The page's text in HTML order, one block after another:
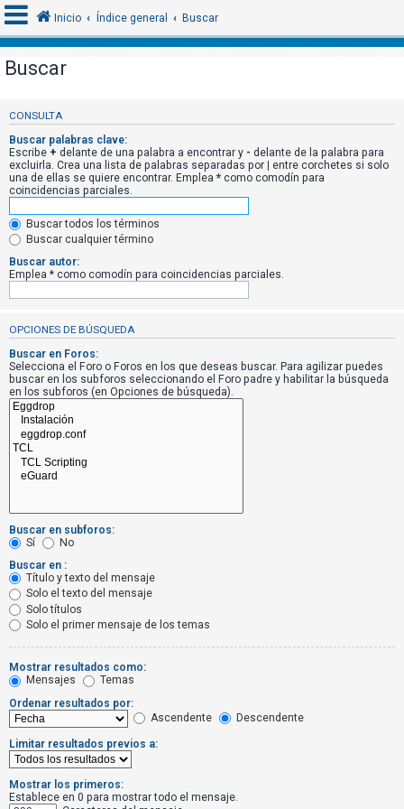
d
e
n
t
i
f
i
c
s
e
R
e
g
t
r
a
r
s
e
T
e
m
a
s
s
Inicio Índice general Buscar
Buscar
CONSULTA
Buscar palabras clave:
Escribe + delante de una palabra a encontrar y - delante de la palabra para
excluirla. Crea una lista de palabras separadas por | entre corchetes si solo
una de ellas se quiere encontrar. Emplea * como comodín para
coincidencias parciales.
Buscar todos los términos
Buscar cualquier término
Buscar autor:
Emplea * como comodín para coincidencias parciales.
OPCIONES DE BÚSQUEDA
Buscar en Foros:
Selecciona el Foro o Foros en los que deseas buscar. Para agilizar puedes
buscar en los subforos seleccionando el Foro padre y habilitar la búsqueda
en los subforos (en Opciones de búsqueda).
Buscar en subforos:
Sí
No
Buscar en :
Título y texto del mensaje
Solo el texto del mensaje
Solo títulos
Solo el primer mensaje de los temas
Mostrar resultados como:
Mensajes
Temas
Ordenar resultados por:
Ascendente
Descendente
Limitar resultados previos a:
Mostrar los primeros:
Establece en 0 para mostrar todo el mensaje.